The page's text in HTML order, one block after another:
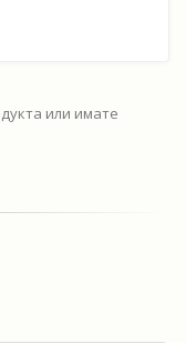
или имате